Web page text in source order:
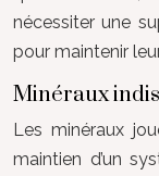
nécessiter une
pour maintenir
Minéraux
Les minéraux
maintien d’un